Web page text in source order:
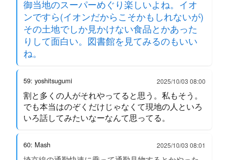
御当地のスーパーめぐり楽しいよね。イオ
ンですら(イオンだからこそかもしれないが)
その土地でしか見かけない食品とかあった
りして面白い。図書館を見てみるのもいい
ね。
59: yoshitsugumi 2025/10/03 08:00
割と多くの人がそれやってると思う。私もそう。
でも本当はのぞくだけじゃなくて現地の人といろ
いろ話してみたいなーなんて思ってる。
60: Mash 2025/10/03 08:01